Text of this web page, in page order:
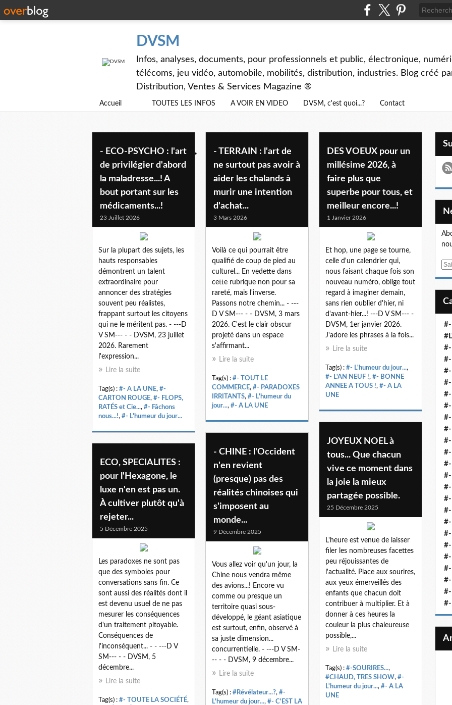
DVSM
Infos, analyses, documents, pour professionnels et public, électronique,
télécoms, jeu vidéo, automobile, mobilités, distribution, industries. Blog créé
Distribution, Ventes & Services Magazine ®
Accueil TOUTES LES INFOS A VOIR EN VIDEO DVSM, c'est quoi...? Contact
- l'humeur du jour...
- ECO-PSYCHO : l'art
de privilégier d'abord
la maladresse...! A
bout portant sur les
médicaments...!
23 Juillet 2026
Sur la plupart des sujets, les
hauts responsables
démontrent un talent
extraordinaire pour
annoncer des stratégies
souvent peu réalistes,
frappant surtout les citoyens
qui ne le méritent pas. - ---D
V SM--- - - DVSM, 23 juillet
2026. Rarement
l'expression...
Lire la suite
Tag(s) : #- A LA UNE, #-
CARTON ROUGE, #- FLOPS,
RATÉS et Cie..., #- Fâchons
nous...!, #- L'humeur du jour...
- TERRAIN : l'art de
ne surtout pas avoir à
aider les chalands à
murir une intention
d'achat...
3 Mars 2026
Voilà ce qui pourrait être
qualifié de coup de pied au
culturel... En vedette dans
cette rubrique non pour sa
rareté, mais l'inverse.
Passons notre chemin... - ---
D V SM--- - - DVSM, 3 mars
2026. C'est le clair obscur
projeté dans un espace
s'affirmant...
Lire la suite
Tag(s) : #- TOUT LE
COMMERCE, #- PARADOXES
IRRITANTS, #- L'humeur du
jour..., #- A LA UNE
DES VOEUX pour un
millésime 2026, à
faire plus que
superbe pour tous, et
meilleur encore...!
1 Janvier 2026
Et hop, une page se tourne,
celle d'un calendrier qui,
nous faisant chaque fois son
nouveau numéro, oblige tout
regard à imaginer demain,
sans rien oublier d'hier, ni
d'avant-hier...! ---D V SM--- -
DVSM, 1er janvier 2026.
J'adore les phrases à la fois...
Lire la suite
Tag(s) : #- L'humeur du jour...,
#- L'AN NEUF !, #- BONNE
ANNEE A TOUS !, #- A LA
UNE
JOYEUX NOEL à
tous... Que chacun
vive ce moment dans
la joie la mieux
partagée possible.
25 Décembre 2025
L'heure est venue de laisser
filer les nombreuses facettes
peu réjouissantes de
l'actualité. Place aux sourires,
aux yeux émerveillés des
enfants que chacun doit
contribuer à multiplier. Et à
donner à ces heures la
couleur la plus chaleureuse
possible,...
Lire la suite
Tag(s) : #-SOURIRES...,
#CHAUD, TRES SHOW, #-
L'humeur du jour..., #- A LA
UNE
- CHINE : l'Occident
n'en revient
(presque) pas des
réalités chinoises qui
s'imposent au
monde...
9 Décembre 2025
Vous allez voir qu'un jour, la
Chine nous vendra même
des avions...! Encore vu
comme ou presque un
territoire quasi sous-
développé, le géant asiatique
est surtout, enfin, observé à
sa juste dimension...
concurrentielle. - ---D V SM-
-- - - DVSM, 9 décembre...
Lire la suite
Tag(s) : #Révélateur...?, #-
L'humeur du jour..., #- C'EST LA
ECO, SPECIALITES :
pour l'Hexagone, le
luxe n'en est pas un.
À cultiver plutôt qu'à
rejeter...
5 Décembre 2025
Les paradoxes ne sont pas
que des symboles pour
conversations sans fin. Ce
sont aussi des réalités dont il
est devenu usuel de ne pas
mesurer les conséquences
d'un traitement pitoyable.
Conséquences de
l'inconséquent... - - ---D V
SM--- - - DVSM, 5
décembre...
Lire la suite
Tag(s) : #- TOUTE LA SOCIÉTÉ,
E
#-
#-
#-
#-
#-
#-
#-
#-
#-
#-
#-
#-
#-
#-
#-
#-